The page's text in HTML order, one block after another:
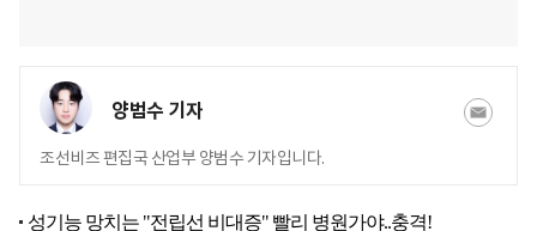
양범수 기자
조선비즈 편집국 산업부 양범수 기자입니다.